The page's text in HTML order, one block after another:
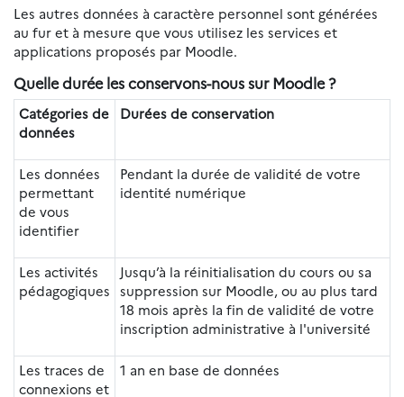
Les autres données à caractère personnel sont générées
au fur et à mesure que vous utilisez les services et
applications proposés par Moodle.
Quelle durée les conservons-nous sur Moodle ?
Catégories de
données
Durées de conservation
Les données
permettant
de vous
identifier
Pendant la durée de validité de votre
identité numérique
Les activités
pédagogiques
Jusqu’à la réinitialisation du cours ou sa
suppression sur Moodle, ou au plus tard
18 mois après la fin de validité de votre
inscription administrative à l'université
Les traces de
connexions et
1 an en base de données